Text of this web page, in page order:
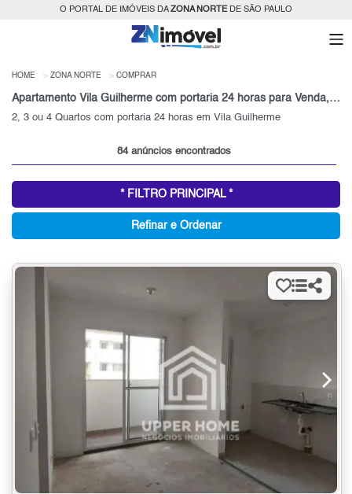
O PORTAL DE IMÓVEIS DAZONA NORTEDE SÃO PAULO
HOME ZONA NORTE COMPRAR
Apartamento Vila Guilherme com portaria 24 horas para Venda, Zona Norte, SP
2, 3 ou 4 Quartos com portaria 24 horas em Vila Guilherme
84 anúncios encontrados
* FILTRO PRINCIPAL *
Refinar e Ordenar